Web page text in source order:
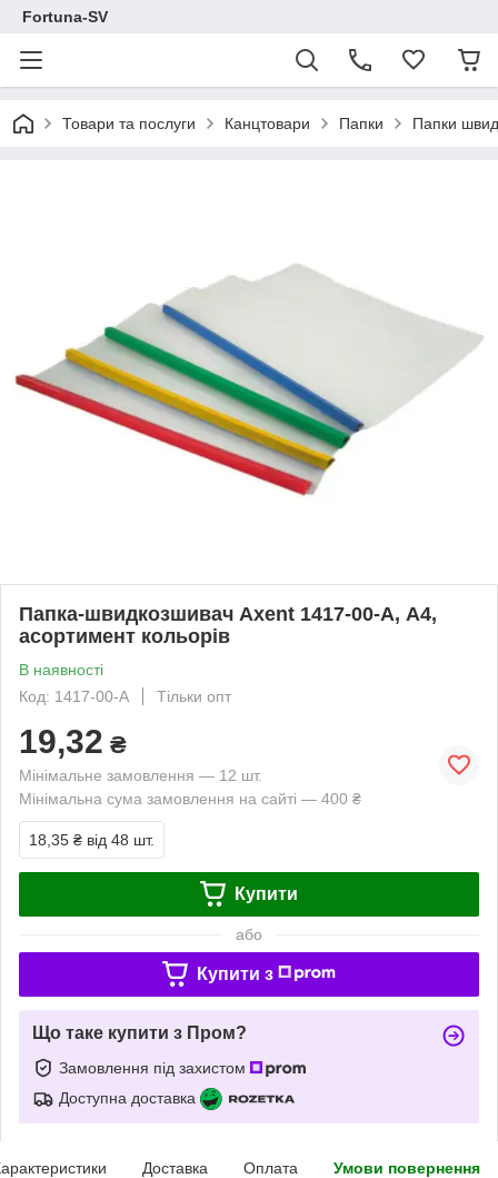
Fortuna-SV
Товари та послуги Канцтовари Папки Папки
Папка-швидкозшивач Axent 1417-00-A, А4,
асортимент кольорів
В наявності
Код: 1417-00-A
Тільки опт
19,32 ₴
Мінімальне замовлення — 12 шт.
Мінімальна сума замовлення на сайті — 400 ₴
18,35 ₴ від 48 шт.
Купити
або
Купити з
Що таке купити з Пром?
Замовлення під захистом
Доступна доставка
Доставка Оплата Умови повернення